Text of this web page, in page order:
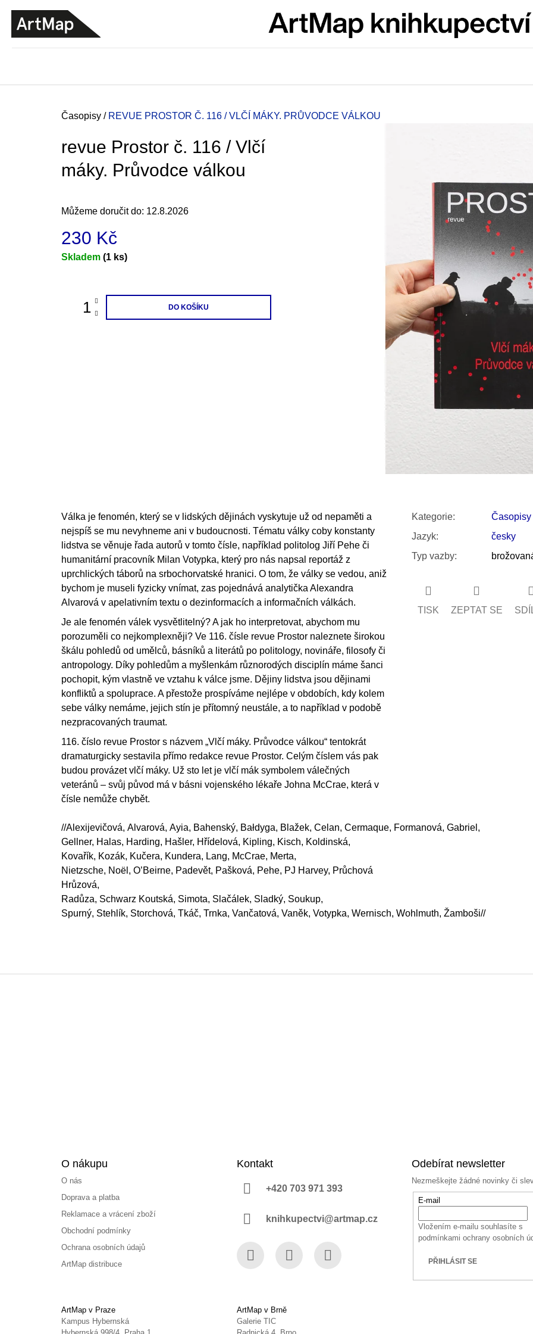
Domů
Časopisy / REVUE PROSTOR Č. 116 / VLČÍ MÁKY. PRŮVODCE VÁLKOU
revue Prostor č. 116 / Vlčí
máky. Průvodce válkou
Můžeme doručit do: 12.8.2026
230 Kč
Měrná
Skladem (1 ks)
DO KOŠÍKU
Válka je fenomén, který se v lidských dějinách vyskytuje už od nepaměti a
nejspíš se mu nevyhneme ani v budoucnosti. Tématu války coby konstanty
lidstva se věnuje řada autorů v tomto čísle, například politolog Jiří Pehe či
humanitární pracovník Milan Votypka, který pro nás napsal reportáž z
uprchlických táborů na srbochorvatské hranici. O tom, že války se vedou, aniž
bychom je museli fyzicky vnímat, zas pojednává analytička Alexandra
Alvarová v apelativním textu o dezinformacích a informačních válkách.
Je ale fenomén válek vysvětlitelný? A jak ho interpretovat, abychom mu
porozuměli co nejkomplexněji? Ve 116. čísle revue Prostor naleznete širokou
škálu pohledů od umělců, básníků a literátů po politology, novináře, filosofy či
antropology. Díky pohledům a myšlenkám různorodých disciplín máme šanci
pochopit, kým vlastně ve vztahu k válce jsme. Dějiny lidstva jsou dějinami
konfliktů a spoluprace. A přestože prospíváme nejlépe v obdobích, kdy kolem
sebe války nemáme, jejich stín je přítomný neustále, a to například v podobě
nezpracovaných traumat.
116. číslo revue Prostor s názvem „Vlčí máky. Průvodce válkou“ tentokrát
dramaturgicky sestavila přímo redakce revue Prostor. Celým číslem vás pak
budou provázet vlčí máky. Už sto let je vlčí mák symbolem válečných
veteránů – svůj původ má v básni vojenského lékaře Johna McCrae, která v
čísle nemůže chybět.
//Alexijevičová, Alvarová, Ayia, Bahenský, Bałdyga, Blažek, Celan, Cermaque, Formanová, Gabriel,
Gellner, Halas, Harding, Hašler, Hřídelová, Kipling, Kisch, Koldinská,
Kovařík, Kozák, Kučera, Kundera, Lang, McCrae, Merta,
Nietzsche, Noël, O’Beirne, Padevět, Pašková, Pehe, PJ Harvey, Průchová
Hrůzová,
Radůza, Schwarz Koutská, Simota, Slačálek, Sladký, Soukup,
Spurný, Stehlík, Storchová, Tkáč, Trnka, Vančatová, Vaněk, Votypka, Wernisch, Wohlmuth, Žamboši//
Kategorie:
Časopisy
Jazyk:
česky
Typ vazby:
TISK ZEPTAT SE
ZPĚT
DO
OBCHODU
ZPĚT
DO
OBCHODU
VÝVAR
NEJEN
300 Kč
Původně:
350 Kč
O nákupu
O nás
Doprava a platba
Reklamace a vrácení zboží
Obchodní podmínky
Ochrana osobních údajů
ArtMap distribuce
Kontakt
+420 703 971 393
knihkupectvi@artmap.cz
Odebírat newsletter
Nezmeškejte žádné novinky či
E-mail
Vložením e-mailu souhlasíte s
podmínkami ochrany osobních
PŘIHLÁSIT SE
ArtMap v Praze
Kampus Hybernská
ArtMap v Brně
Galerie TIC